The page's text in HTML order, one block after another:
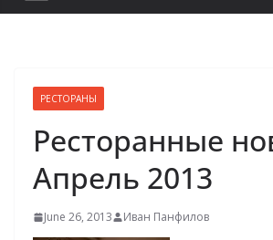
РЕСТОРАНЫ
Ресторанные
Апрель 2013
June 26, 2013 Иван Панфилов